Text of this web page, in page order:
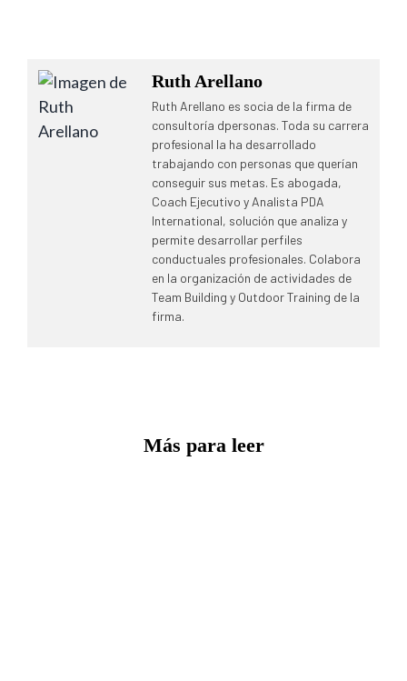
Ruth Arellano
Ruth Arellano es socia de la firma de
consultoría dpersonas. Toda su carrera
profesional la ha desarrollado
trabajando con personas que querían
conseguir sus metas. Es abogada,
Coach Ejecutivo y Analista PDA
International, solución que analiza y
permite desarrollar perfiles
conductuales profesionales. Colabora
en la organización de actividades de
Team Building y Outdoor Training de la
firma.
Más para leer